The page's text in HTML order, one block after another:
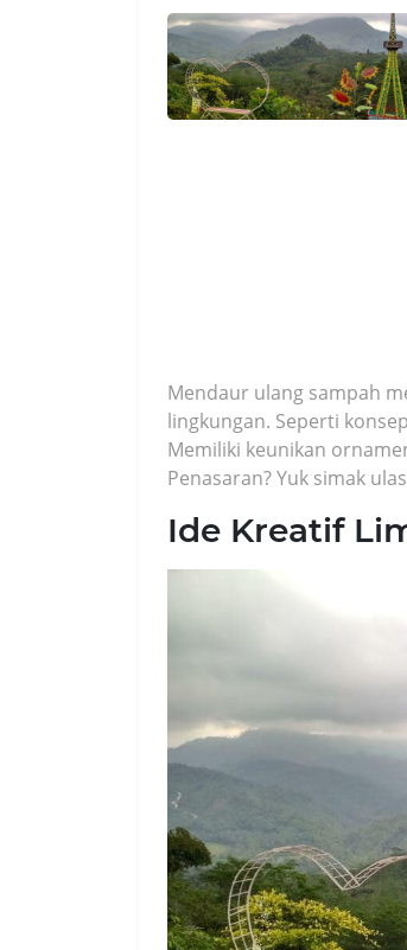
Mendaur ulang sampah
lingkungan. Seperti
Memiliki keunikan
Penasaran? Yuk simak
Ide Kreatif